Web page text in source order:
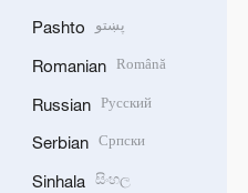
Pashto پښتو
Romanian Română
Russian Русский
Serbian Српски
Sinhala සිංහල